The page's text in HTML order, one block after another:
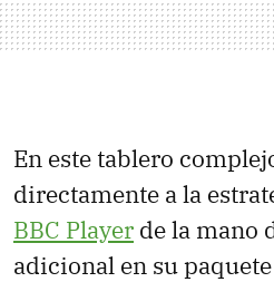
En este tablero
directamente a la
BBC Player de la mano
adicional en su